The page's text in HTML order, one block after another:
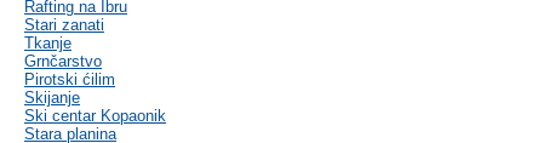
Rafting na Ibru
Stari zanati
Tkanje
Grnčarstvo
Pirotski ćilim
Skijanje
Ski centar Kopaonik
Stara planina